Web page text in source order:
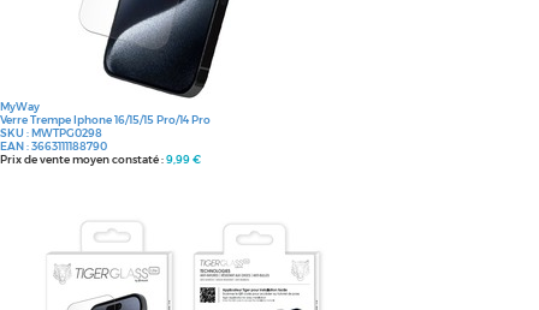
MyWay
Verre Trempe Iphone 16/15/15 Pro/14 Pro
SKU :MWTPG0298
EAN :3663111188790
Prix de vente moyen constaté :9,99 €